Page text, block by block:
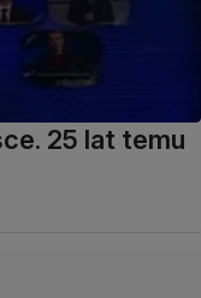
25 lat temu